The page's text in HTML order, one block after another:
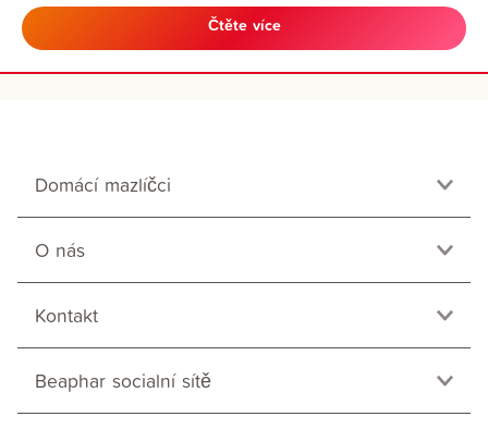
Čtěte více
Domácí mazlíčci
O nás
Kontakt
Beaphar socialní sítě